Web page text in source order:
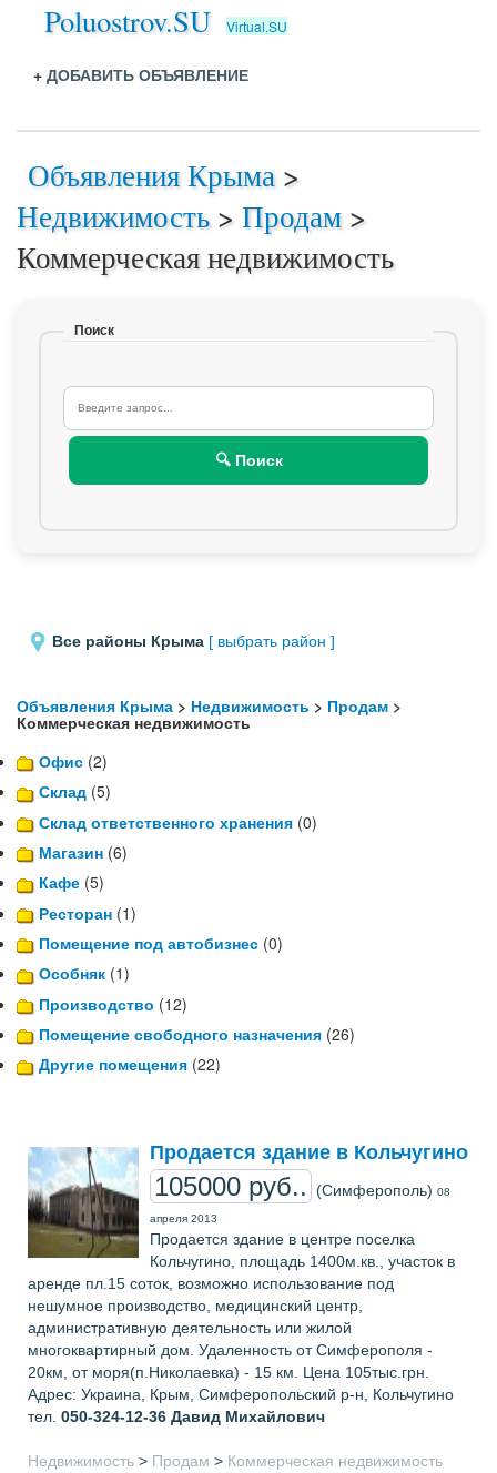
Poluostrov.SU Virtual.SU
+ ДОБАВИТЬ ОБЪЯВЛЕНИЕ
Объявления Крыма >
Недвижимость> Продам >
Коммерческая недвижимость
Поиск
🔍 Поиск
Все районы Крыма [ выбрать район ]
Объявления Крыма > Недвижимость > Продам >
Коммерческая недвижимость
Офис (2)
Склад (5)
Склад ответственного хранения (0)
Магазин (6)
Кафе (5)
Ресторан (1)
Помещение под автобизнес (0)
Особняк (1)
Производство (12)
Помещение свободного назначения (26)
Другие помещения (22)
Продается здание в Кольчугино
105000 руб.. (Симферополь) 08
апреля 2013
Продается здание в центре поселка
Кольчугино, площадь 1400м.кв., участок в
аренде пл.15 соток, возможно использование под
нешумное производство, медицинский центр,
административную деятельность или жилой
многоквартирный дом. Удаленность от Симферополя -
20км, от моря(п.Николаевка) - 15 км. Цена 105тыс.грн.
Адрес: Украина, Крым, Симферопольский р-н, Кольчугино
тел. 050-324-12-36 Давид Михайлович
Недвижимость > Продам > Коммерческая недвижимость